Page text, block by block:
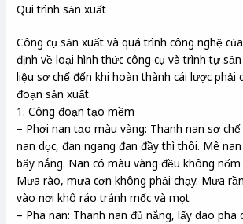
Qui trình sản xuất
Công cụ sản xuất và quá trình công nghệ
định về loại hình thức công cụ và trình tự
liệu sơ chế đến khi hoàn thành cái lược phải
đoạn sản xuất.
1. Công đoạn tạo mềm
– Phơi nan tạo màu vàng: Thanh nan sơ
nan dọc, đan ngang đan đầy thì thôi. Mê
bẩy nắng. Nan có màu vàng đều không
Mưa rào, mưa cơn không phải chạy. Mưa
vào nơi khô ráo tránh mốc và mọt
– Pha nan: Thanh nan đủ nắng, lấy dao pha